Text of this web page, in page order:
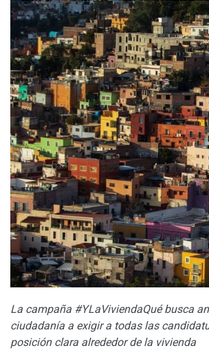
La campaña #YLaViviendaQué busca
ciudadanía a exigir a todas las
posición clara alrededor de la vivienda